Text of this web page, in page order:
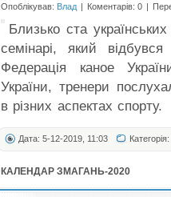
Опоблікував: Влад | Коментарів: 0 |
Близько ста
семінарі, який
Федерація каное
України, тренери
в різних аспектах спорту.
Дата: 5-12-2019, 11:03 Категорія:
КАЛЕНДАР ЗМАГАНЬ-2020